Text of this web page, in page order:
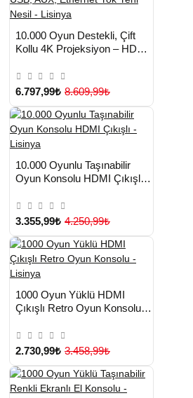
TESLİMAT
10.000 Oyun Destekli, Çift
Kollu 4K Projeksiyon – HDMI,
Nesil - Lisinya
6.797,99₺ 8.609,99₺
TESLİMAT
10.000 Oyunlu Taşınabilir
Oyun Konsolu HDMI Çıkışlı -
3.355,99₺ 4.250,99₺
TESLİMAT
1000 Oyun Yüklü HDMI
Çıkışlı Retro Oyun Konsolu -
2.730,99₺ 3.458,99₺